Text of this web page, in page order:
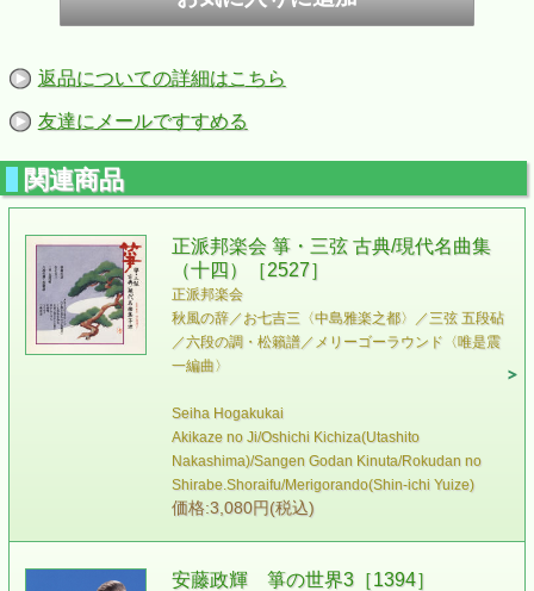
返品についての詳細はこちら
友達にメールですすめる
関連商品
正派邦楽会 箏・三弦 古典/現代名曲集
（十四）［2527］
正派邦楽会
秋風の辞／お七吉三〈中島雅楽之都〉／三弦 五段砧
／六段の調・松籟譜／メリーゴーラウンド〈唯是震
一編曲〉
Seiha Hogakukai
Akikaze no Ji/Oshichi Kichiza(Utashito
Nakashima)/Sangen Godan Kinuta/Rokudan no
Shirabe.Shoraifu/Merigorando(Shin-ichi Yuize)
価格:3,080円(税込)
安藤政輝 箏の世界3［1394］